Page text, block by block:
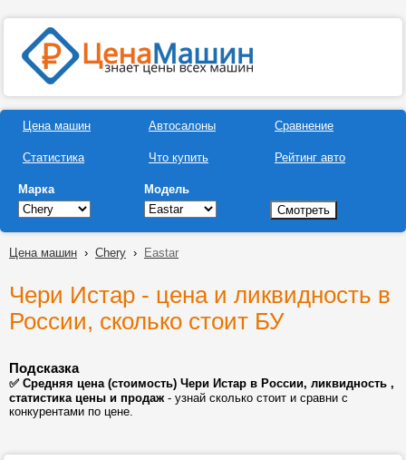
Цена машин
Статистика
Автосалоны
Что купить
Сравнение
Рейтинг авто
Марка Модель
Цена машин › Chery › Eastar
Чери Истар - цена и ликвидность в
России, сколько стоит БУ
Подсказка
✅ Средняя цена (стоимость) Чери Истар в России, ликвидность ,
статистика цены и продаж- узнай сколько стоит и сравни с
конкурентами по цене.